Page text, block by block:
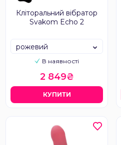
Кліторальний вібратор
Svakom Echo 2
В наявності
рожевий
2 849₴
КУПИТИ